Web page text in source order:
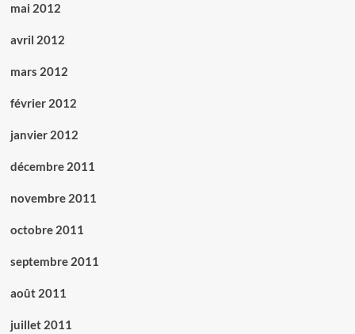
mai 2012
avril 2012
mars 2012
février 2012
janvier 2012
décembre 2011
novembre 2011
octobre 2011
septembre 2011
août 2011
juillet 2011